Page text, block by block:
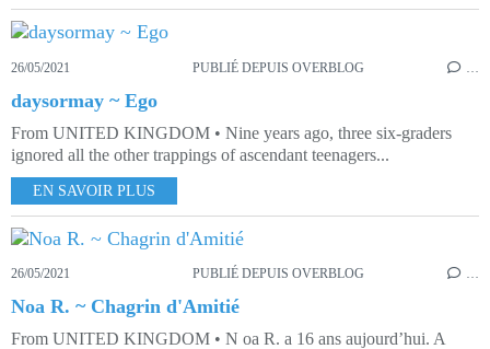
26/05/2021 PUBLIÉ DEPUIS OVERBLOG
daysormay ~ Ego
From UNITED KINGDOM • Nine years ago, three six-graders
ignored all the other trappings of ascendant teenagers...
EN SAVOIR PLUS
26/05/2021 PUBLIÉ DEPUIS OVERBLOG …
Noa R. ~ Chagrin d'Amitié
From UNITED KINGDOM • N oa R. a 16 ans aujourd’hui. A